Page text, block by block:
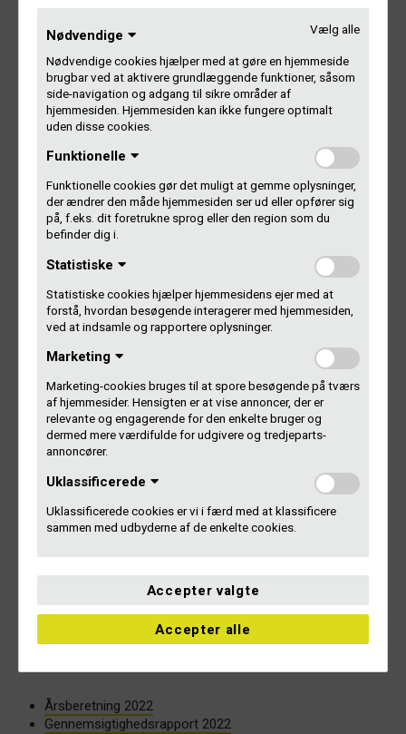
Vælg alle
Nødvendige
Nødvendige cookies hjælper med at gøre en hjemmeside
brugbar ved at aktivere grundlæggende funktioner, såsom
side-navigation og adgang til sikre områder af
hjemmesiden. Hjemmesiden kan ikke fungere optimalt
uden disse cookies.
Funktionelle
Funktionelle cookies gør det muligt at gemme oplysninger,
der ændrer den måde hjemmesiden ser ud eller opfører sig
på, f.eks. dit foretrukne sprog eller den region som du
befinder dig i.
Statistiske
Statistiske cookies hjælper hjemmesidens ejer med at
forstå, hvordan besøgende interagerer med hjemmesiden,
ved at indsamle og rapportere oplysninger.
Marketing
Marketing-cookies bruges til at spore besøgende på tværs
af hjemmesider. Hensigten er at vise annoncer, der er
relevante og engagerende for den enkelte bruger og
dermed mere værdifulde for udgivere og tredjeparts-
annoncører.
Uklassificerede
Uklassificerede cookies er vi i færd med at klassificere
sammen med udbyderne af de enkelte cookies.
Accepter valgte
Accepter alle
– Stort tillykke til Thomas med valget og velkommen
ombord!, lyder det fra Gramex’ nye bestyrelsesleder Laura
Littauer.
Bestyrelsen ser nu således ud (fra venstre på billedet):
Thomas Sandberg
Søs Nyengaard
Søren Krogh Thompson
Laura Littauer (bestyrelsesleder)
Jakob Plesner Mathiasen
Jens Skov Thomsen (suppleant)
+ Morten Ingholt (suppleant)
Sådan kontakter du bestyrelsen
Dét skete i 2022
Ud over at vælge, hvem der skal sidde i bestyrelsen, er det
medlemmer godkender årsregnskab,
gennemsigtighedsrapport og alle de politikker, som ligger til
grund for vores store medlemsudbetaling i juni måned.
gik i Gramex, mens adm. direktør Anne Sophie Gersdorff
Schrøder fremlagde nøgletal fra årsregnskabet,
gennemsigtighedsrapport og politikker.
Årsberetning 2022
Gennemsigtighedsrapport 2022